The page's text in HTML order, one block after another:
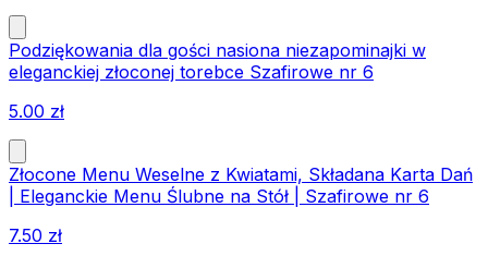
Podziękowania dla gości nasiona niezapominajki w
eleganckiej złoconej torebce Szafirowe nr 6
5.00 zł
Złocone Menu Weselne z Kwiatami, Składana Karta Dań
| Eleganckie Menu Ślubne na Stół | Szafirowe nr 6
7.50 zł